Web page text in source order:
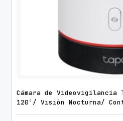
Cámara de Videovigilancia
120º/ Visión Nocturna/